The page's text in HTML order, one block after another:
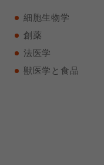
細胞生物学
創薬
法医学
獣医学と食品